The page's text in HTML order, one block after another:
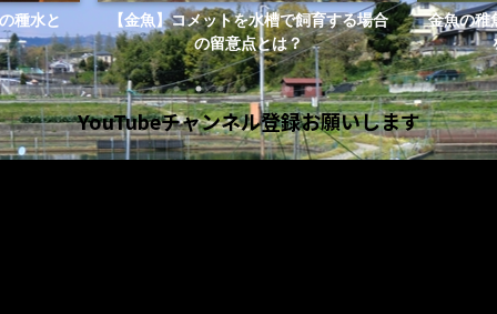
種水と
【金魚】コメットを水槽で飼育する場合
の留意点とは？
金魚の稚
YouTubeチャンネル登録お願いします